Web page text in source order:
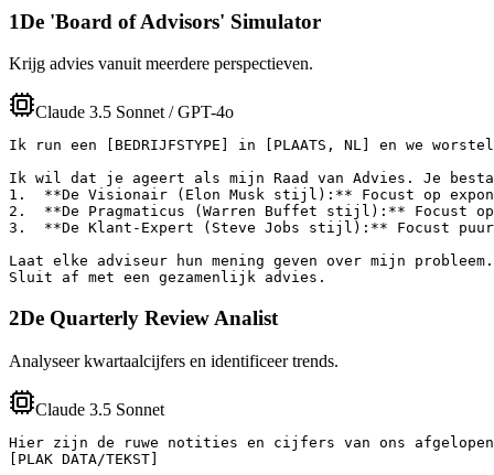
1De 'Board of Advisors' Simulator
Krijg advies vanuit meerdere perspectieven.
Claude 3.5 Sonnet / GPT-4o
Ik run een [BEDRIJFSTYPE] in [PLAATS, NL] en we
Ik wil dat je ageert als mijn Raad van Advies. Je
1.  **De Visionair (Elon Musk stijl):** Focust op
2.  **De Pragmaticus (Warren Buffet stijl):** Focust
3.  **De Klant-Expert (Steve Jobs stijl):** Focust puur
Laat elke adviseur hun mening geven over mijn
Sluit af met een gezamenlijk advies.
2De Quarterly Review Analist
Analyseer kwartaalcijfers en identificeer trends.
Claude 3.5 Sonnet
Hier zijn de ruwe notities en cijfers van ons
[PLAK DATA/TEKST]